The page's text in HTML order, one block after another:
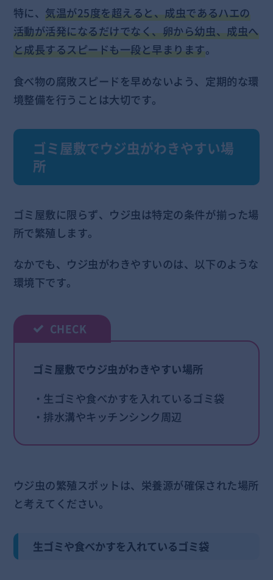
特に、気温が25度を超えると、成虫であるハエの
活動が活発になるだけでなく、卵から幼虫、成虫へ
と成長するスピードも一段と早まります。
食べ物の腐敗スピードを早めないよう、定期的な環
境整備を行うことは大切です。
ゴミ屋敷でウジ虫がわきやすい場
所
ゴミ屋敷に限らず、ウジ虫は特定の条件が揃った場
所で繁殖します。
なかでも、ウジ虫がわきやすいのは、以下のような
環境下です。
ゴミ屋敷でウジ虫がわきやすい場所
・生ゴミや食べかすを入れているゴミ袋
・排水溝やキッチンシンク周辺
ウジ虫の繁殖スポットは、栄養源が確保された場所
と考えてください。
生ゴミや食べかすを入れているゴミ袋